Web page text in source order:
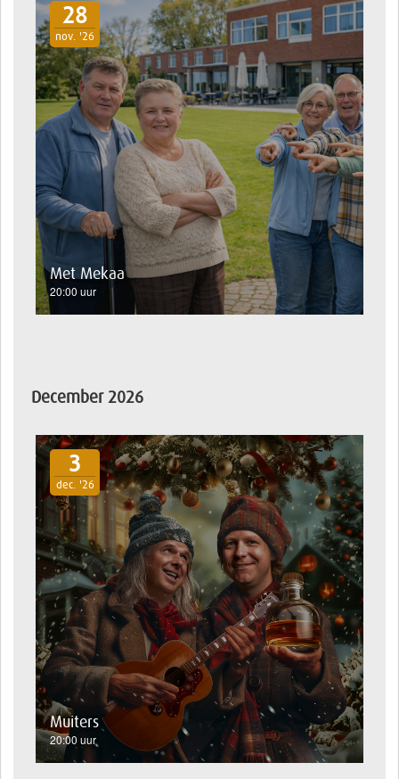
28
nov. '26
Met Mekaa
20:00 uur
December 2026
3
dec. '26
Muiters
20:00 uur